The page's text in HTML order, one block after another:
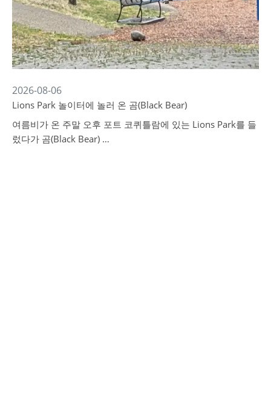
2026-08-06
Lions Park 놀이터에 놀러 온 곰(Black Bear)
여름비가 온 주말 오후 포트 코퀴틀람에 있는 Lions Park를 들
렀다가 곰(Black Bear) …